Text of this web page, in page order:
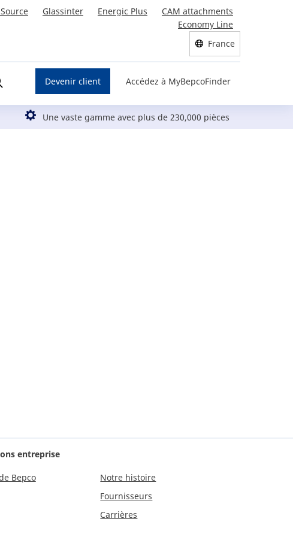
Glassinter Energic Plus
CAM attachments
Economy Line
France
Devenir client Accédez à MyBepcoFinder
Une vaste gamme avec plus de 230,000 pièces
entreprise
Bepco
Notre histoire
Fournisseurs
Carrières